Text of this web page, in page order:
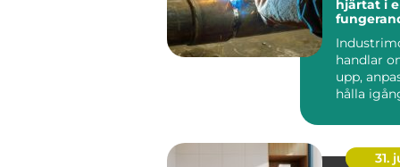
hjärtat i
handlar
upp,
hålla
att ...
31.